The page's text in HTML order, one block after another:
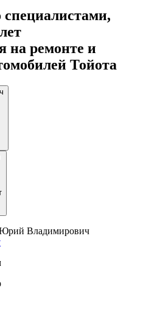
специалистами,
на ремонте и
Тойота